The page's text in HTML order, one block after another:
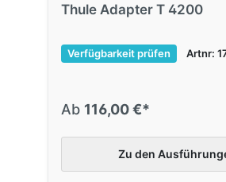
Thule Adapter T 4200
Verfügbarkeit prüfen Artnr:
Ab 116,00 €*
Zu den